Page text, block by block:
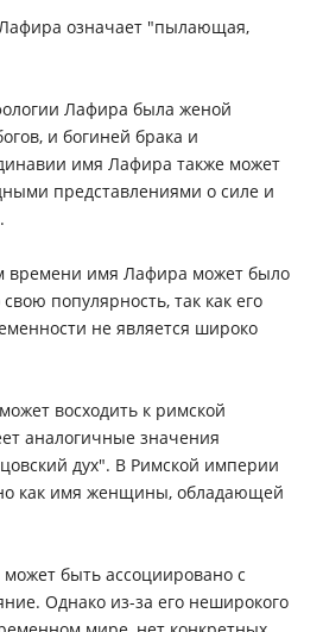
Лафира означает "пылающая,
Лафира была женой
и богиней брака и
имя Лафира также может
представлениями о силе и
времени имя Лафира может было
популярность, так как его
не является широко
восходить к римской
аналогичные значения
дух". В Римской империи
как имя женщины, обладающей
быть ассоциировано с
Однако из-за его неширокого